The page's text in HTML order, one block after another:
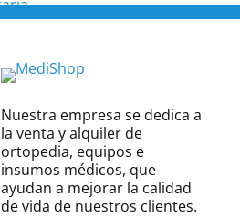
Nuestra empresa se dedica a
la venta y alquiler de
ortopedia, equipos e
insumos médicos, que
ayudan a mejorar la calidad
de vida de nuestros clientes.